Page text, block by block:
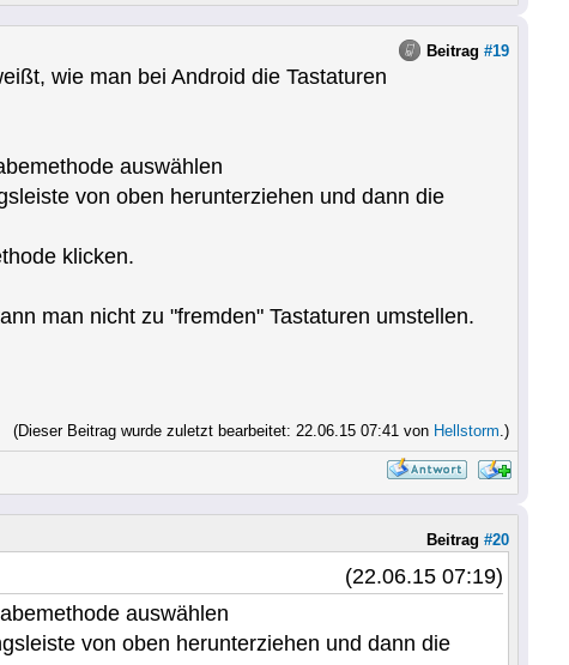
Beitrag #19
wie man bei Android die Tastaturen
auswählen
von oben herunterziehen und dann die
klicken.
man nicht zu "fremden" Tastaturen umstellen.
(Dieser Beitrag wurde zuletzt bearbeitet: 22.06.15 07:41 von Hellstorm.)
Beitrag #20
(22.06.15 07:19)
auswählen
von oben herunterziehen und dann die